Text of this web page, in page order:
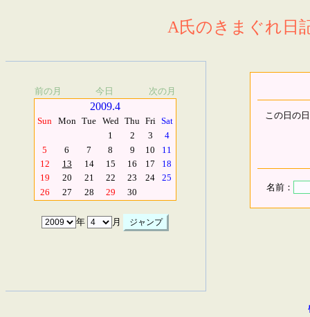
A氏のきまぐれ日
前の月 今日 次の月
2009.4
Sun Mon Tue Wed Thu Fri Sat
1
2 3
4
5
6 7 8 9 10
11
12
13 14 15 16 17
18
19
20 21 22 23 24
25
26
27 28 29 30
年 月
この日の
名前：